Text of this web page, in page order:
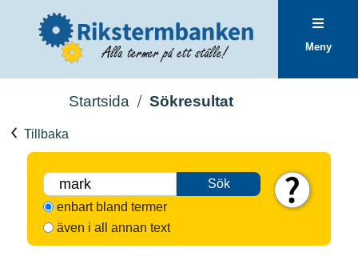
Meny
Startsida Sökresultat
Tillbaka
Sök
enbart bland termer
även i all annan text